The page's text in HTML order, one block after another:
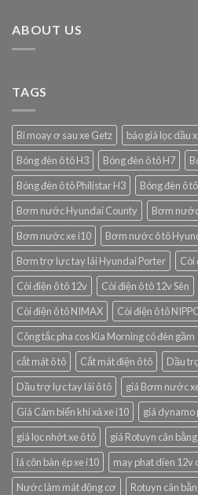
ABOUT US
TAGS
Bi moay ơ sau xe Getz báo giá lọc dầu
Bóng đèn ô tô H3
Bóng đèn ô tô H7
Bóng đèn ô tô Philistar H3
Bóng đèn ô
Bơm nước Hyundai County
Bơm
Bơm nước xe i10
Bơm nước ô tô
Bơm trợ lực tay lái Hyundai Porter
Còi
Còi điện ô tô 12v
Còi điện ô tô 12v Sên
Còi điện ô tô NIMAX
Còi điện ô tô
Công tắc pha cos Kia Morning có đèn gầm
cắt mát ô tô
Cắt mát điện ô tô Dầu
Dầu trợ lực tay lái ô tô
giá Bơm nước
Giá Cảm biến khí xả xe i10
giá dynamo
giá lọc nhớt xe ô tô
giá Rotuyn cân
lá côn bàn ép xe i10
may phat dien 12v
Nước làm mát động cơ
Rotuyn cân